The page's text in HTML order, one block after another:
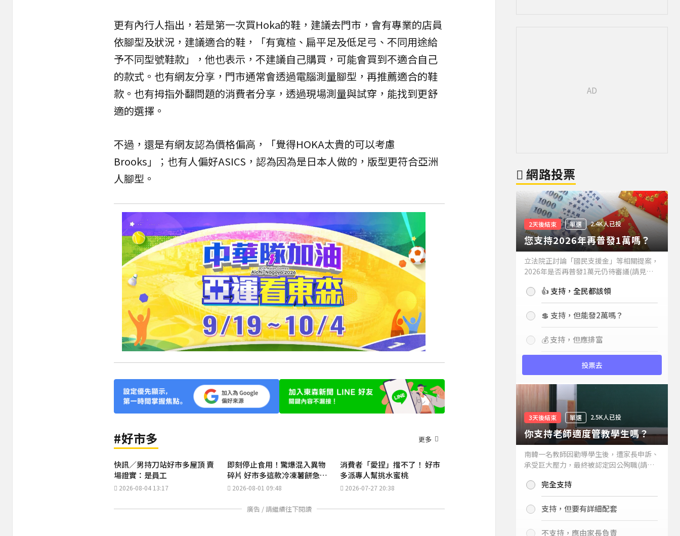
更有內行人指出，若是第一次買Hoka的鞋，建議去門市，會有專業的店員
依腳型及狀況，建議適合的鞋，「有寬楦、扁平足及低足弓、不同用途給
予不同型號鞋款」，他也表示，不建議自己購買，可能會買到不適合自己
的款式。也有網友分享，門市通常會透過電腦測量腳型，再推薦適合的鞋
款。也有拇指外翻問題的消費者分享，透過現場測量與試穿，能找到更舒
適的選擇。
不過，還是有網友認為價格偏高，「覺得HOKA太貴的可以考慮
Brooks」；也有人偏好ASICS，認為因為是日本人做的，版型更符合亞洲
人腳型。
#好市多 更多
快訊／男持刀站好市多屋頂 賣
場證實：是員工
2026-08-04 13:17
即刻停止食用！驚爆混入異物
碎片 好市多這款冷凍薯餅急召
回2026-08-01 09:48
消費者「愛捏」擋不了！ 好市
多派專人幫挑水蜜桃
2026-07-27 20:38
廣告 / 請繼續往下閱讀
網路投票
2天後結束 單選 2.4K人已投
您支持2026年再普發1萬嗎？
立法院正討論「國民支援金」等相關提案，
2026年是否再普發1萬元仍待審議(請見下
持嗎？👍 支持，全民都該領
💲 支持，但能發2萬嗎？
💰 支持，但應排富
投票去
3天後結束 單選 2.5K人已投
你支持老師適度管教學生嗎？
南韓一名教師因勸導學生後，遭家長申訴、
承受巨大壓力，最終被認定因公殉職(請見
你支持老師適度管教學生嗎？
完全支持
支持，但要有詳細配套
不支持，應由家長負責